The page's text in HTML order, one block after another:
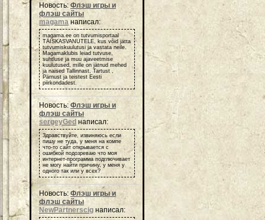
Новость:Флэш игры и
флэш сайты
magama написал:
magama.ee on tutvumisportaal
TÄISKASVANUTELE, kus võid jätta
tutvumiskuulutusi ja vastata neile.
Magamaklubis leiad tutvuse,
suhtluse ja muu ajaveetmise
kuulutused, mille on jätnud mehed
ja naised Tallinnast, Tartust ,
Pärnust ja teistest Eesti
piirkondadest.
Новость: Флэш игры и
флэш сайты
sergeyGed написал:
Здравствуйте, извиняюсь если
пишу не туда, у меня на компе
что-то сайт открывается с
ошибкой подозреваю что моя
интернет-программа подглючивает
не могу найти причину, у меня у
одного так или у всех?
Новость:Флэш игры и
флэш сайты
NewPartnerscig написал: